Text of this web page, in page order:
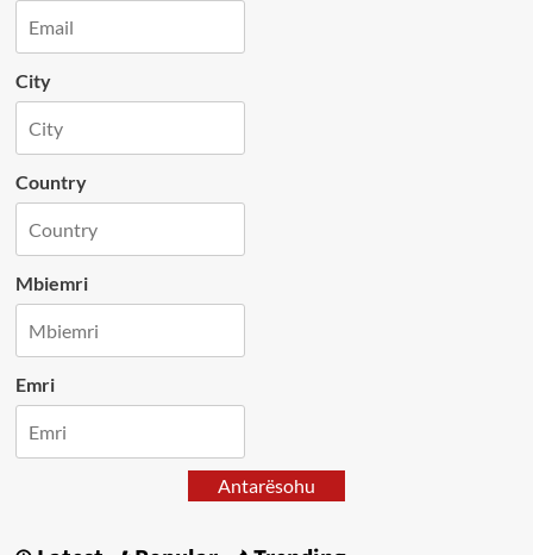
City
Country
Mbiemri
Emri
Antarësohu